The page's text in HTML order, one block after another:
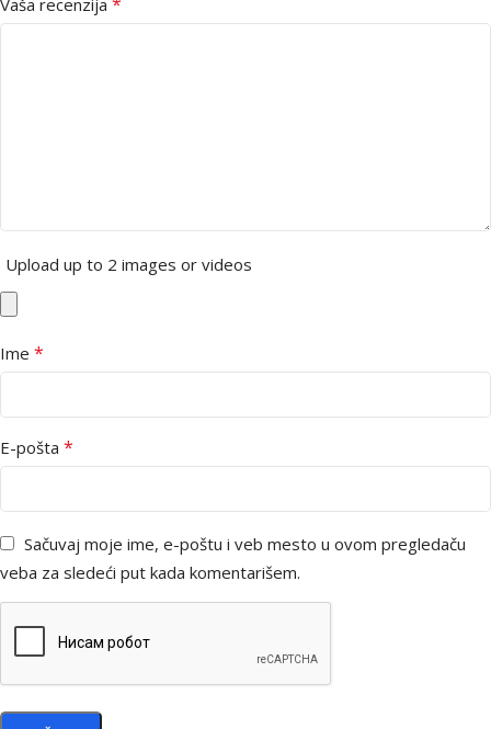
Upload up to 2 images or videos
Ime *
E-pošta *
Sačuvaj moje ime, e-poštu i veb mesto u ovom pregledaču
veba za sledeći put kada komentarišem.